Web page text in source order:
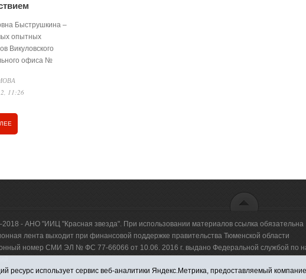
Быструшкина –
опытных
Викуловского
офиса №
Она пришла
систему в 1979
11:26
- АНО "ИИЦ "Красная звезда". При использовании материалов ссылка обязательна
лента выходит при финансовой поддержке правительства Тюменской области
номер СМИ ЭЛ № ФС 77-66066 от 10.06. 2016 г. выдано Федеральной службой по
(соучредители) Автономная некоммерческая организация "Информационно-
ресурс использует сервис веб-аналитики Яндекс.Метрика, предоставляемый